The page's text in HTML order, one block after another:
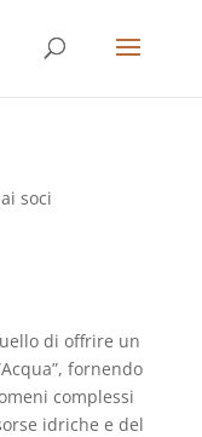
soci
di offrire un
fornendo
complessi
idriche e del